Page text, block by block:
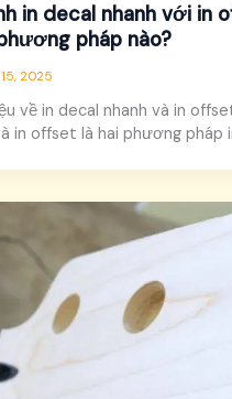
in decal nhanh với in
pháp nào?
2025
về in decal nhanh và in
in offset là hai phương pháp